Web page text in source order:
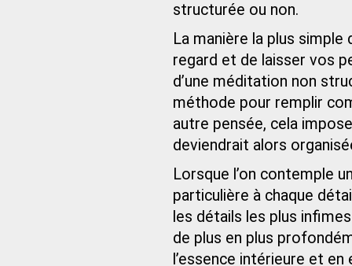
structurée ou non.
La manière la plus
regard et de laisser vos
d’une méditation non
méthode pour remplir
autre pensée, cela
deviendrait alors
Lorsque l’on contemple
particulière à chaque
les détails les plus
de plus en plus
l’essence intérieure et